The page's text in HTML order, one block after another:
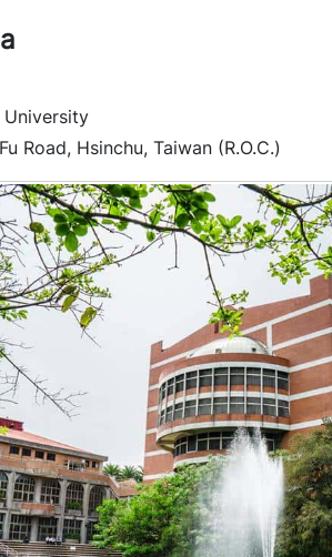
University
Road, Hsinchu, Taiwan (R.O.C.)